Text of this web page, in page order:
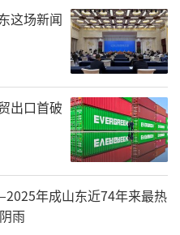
年展”展览现场
·成都双年展”吸引
一次走进美术馆的
与者。由此带来的
、玩梗、争议与共
维持一种高度统一
国城市文化现场本
这场新闻
出口首破
年成山东近74年来最热
雨